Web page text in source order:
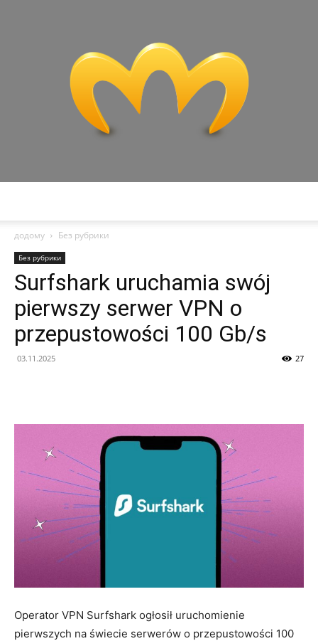
додому
Без рубрики
Без рубрики
Surfshark uruchamia swój
pierwszy serwer VPN o
przepustowości 100 Gb/s
03.11.2025 27
Operator VPN Surfshark ogłosił uruchomienie
pierwszych na świecie serwerów o przepustowości 100